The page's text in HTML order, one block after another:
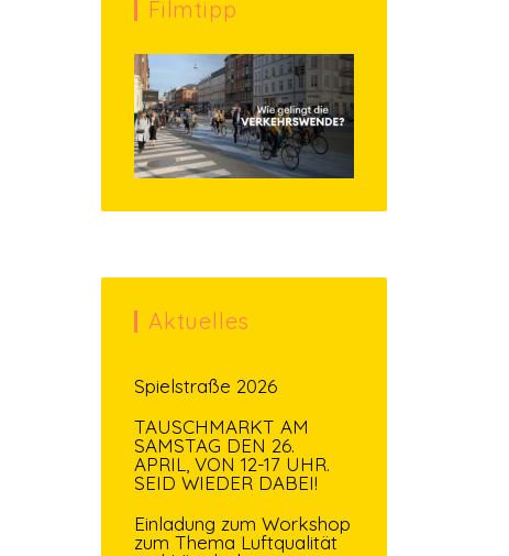
Filmtipp
Aktuelles
Spielstraße 2026
TAUSCHMARKT AM
SAMSTAG DEN 26.
APRIL, VON 12-17 UHR.
SEID WIEDER DABEI!
Einladung zum Workshop
zum Thema Luftqualität